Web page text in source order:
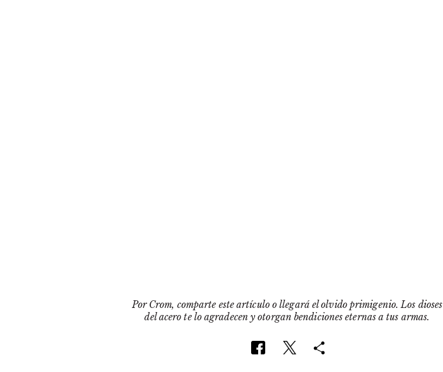
Por Crom, comparte este artículo o llegará el olvido primigenio. Los dioses
del acero te lo agradecen y otorgan bendiciones eternas a tus armas.